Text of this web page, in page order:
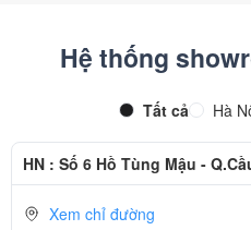
Hệ thống
Tất cả Hà
HN : Số 6 Hồ Tùng Mậu -
Xem chỉ đường